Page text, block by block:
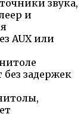
звука,
и
AUX или
задержек